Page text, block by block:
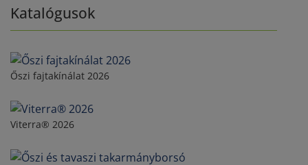
Katalógusok
Őszi fajtakínálat 2026
Viterra® 2026